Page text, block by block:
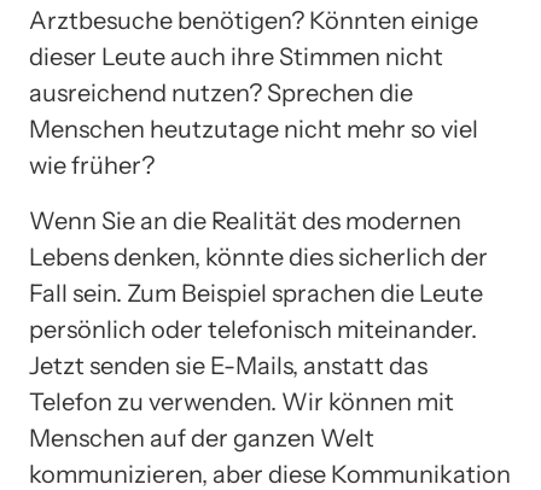
Arztbesuche benötigen? Könnten einige
dieser Leute auch ihre Stimmen nicht
ausreichend nutzen? Sprechen die
Menschen heutzutage nicht mehr so ​​viel
wie früher?
Wenn Sie an die Realität des modernen
Lebens denken, könnte dies sicherlich der
Fall sein. Zum Beispiel sprachen die Leute
persönlich oder telefonisch miteinander.
Jetzt senden sie E-Mails, anstatt das
Telefon zu verwenden. Wir können mit
Menschen auf der ganzen Welt
kommunizieren, aber diese Kommunikation